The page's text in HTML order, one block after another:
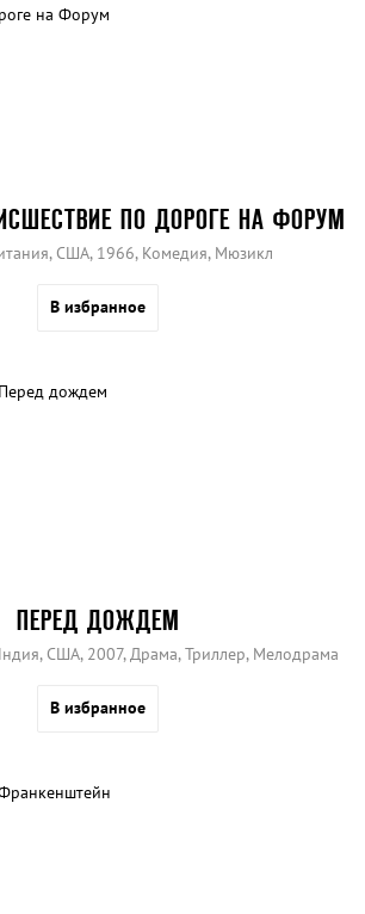
ПО ДОРОГЕ НА ФОРУМ
США, 1966, Комедия, Мюзикл
В избранное
ПЕРЕД ДОЖДЕМ
США, 2007, Драма, Триллер, Мелодрама
В избранное